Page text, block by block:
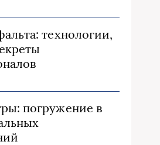
технологии,
погружение в